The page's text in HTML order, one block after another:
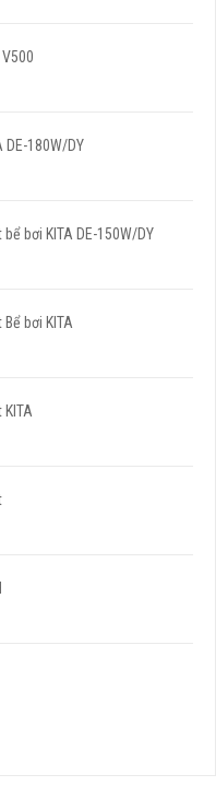
DE-180W/DY
bơi KITA DE-150W/DY
bơi KITA